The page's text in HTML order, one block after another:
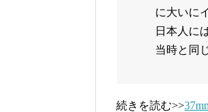
に大いに
日本人に
当時と同
続きを読む>>